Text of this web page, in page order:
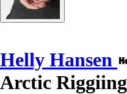
Helly Hansen
Arctic Riggiing